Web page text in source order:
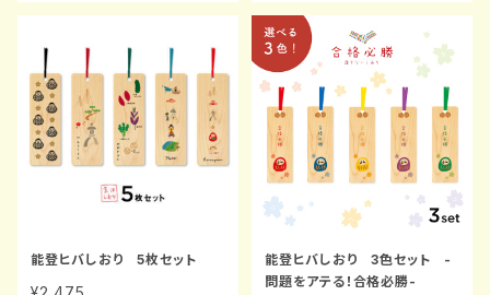
能登ヒバしおり 5枚セット
能登ヒバしおり 3色セット -
問題をアテる！合格必勝-